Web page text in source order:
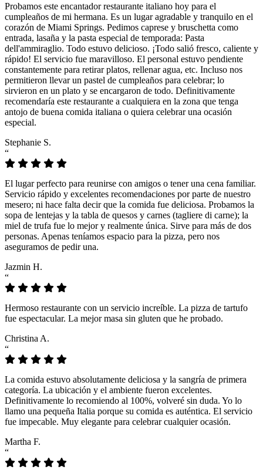
Probamos este encantador restaurante italiano hoy para el
cumpleaños de mi hermana. Es un lugar agradable y tranquilo en el
corazón de Miami Springs. Pedimos caprese y bruschetta como
entrada, lasaña y la pasta especial de temporada: Pasta
dell'ammiraglio. Todo estuvo delicioso. ¡Todo salió fresco, caliente y
rápido! El servicio fue maravilloso. El personal estuvo pendiente
constantemente para retirar platos, rellenar agua, etc. Incluso nos
permitieron llevar un pastel de cumpleaños para celebrar; lo
sirvieron en un plato y se encargaron de todo. Definitivamente
recomendaría este restaurante a cualquiera en la zona que tenga
antojo de buena comida italiana o quiera celebrar una ocasión
especial.
Stephanie S.
“
El lugar perfecto para reunirse con amigos o tener una cena familiar.
Servicio rápido y excelentes recomendaciones por parte de nuestro
mesero; ni hace falta decir que la comida fue deliciosa. Probamos la
sopa de lentejas y la tabla de quesos y carnes (tagliere di carne); la
miel de trufa fue lo mejor y realmente única. Sirve para más de dos
personas. Apenas teníamos espacio para la pizza, pero nos
aseguramos de pedir una.
Jazmin H.
“
Hermoso restaurante con un servicio increíble. La pizza de tartufo
fue espectacular. La mejor masa sin gluten que he probado.
Christina A.
“
La comida estuvo absolutamente deliciosa y la sangría de primera
categoría. La ubicación y el ambiente fueron excelentes.
Definitivamente lo recomiendo al 100%, volveré sin duda. Yo lo
llamo una pequeña Italia porque su comida es auténtica. El servicio
fue impecable. Muy elegante para celebrar cualquier ocasión.
Martha F.
“